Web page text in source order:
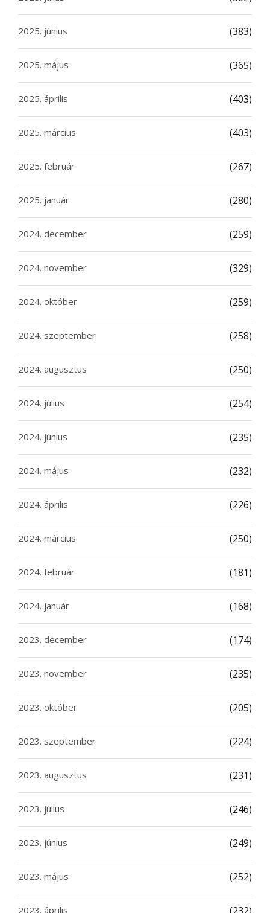
2025. június (383)
2025. május (365)
2025. április (403)
2025. március (403)
2025. február (267)
2025. január (280)
2024. december (259)
2024. november (329)
2024. október (259)
2024. szeptember (258)
2024. augusztus (250)
2024. július (254)
2024. június (235)
2024. május (232)
2024. április (226)
2024. március (250)
2024. február (181)
2024. január (168)
2023. december (174)
2023. november (235)
2023. október (205)
2023. szeptember (224)
2023. augusztus (231)
2023. július (246)
2023. június (249)
2023. május (252)
2023. április